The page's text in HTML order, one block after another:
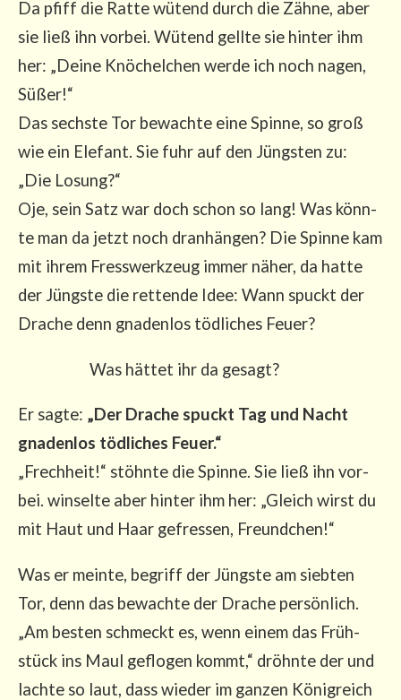
Da pfiff die Rat­te wütend durch die Zäh­ne, aber
sie ließ ihn vor­bei. Wütend gell­te sie hin­ter ihm
her: „Dei­ne Knö­chel­chen wer­de ich noch nagen,
Süßer!“
Das sechs­te Tor bewach­te eine Spin­ne, so groß
wie ein Ele­fant. Sie fuhr auf den Jüngs­ten zu:
„Die Losung?“
Oje, sein Satz war doch schon so lang! Was könn­
te man da jetzt noch dran­hän­gen? Die Spin­ne kam
mit ihrem Fress­werk­zeug immer näher, da hat­te
der Jüngs­te die ret­ten­de Idee: Wann spuckt der
Dra­che denn gna­den­los töd­li­ches Feuer?
Was hät­tet ihr da gesagt?
Er sag­te: „Der Dra­che spuckt Tag und Nacht
gna­den­los töd­li­ches Feu­er.“
„Frech­heit!“ stöhn­te die Spin­ne. Sie ließ ihn vor­
bei. win­sel­te aber hin­ter ihm her: „Gleich wirst du
mit Haut und Haar gefres­sen, Freundchen!“
Was er mein­te, begriff der Jüngs­te am sieb­ten
Tor, denn das bewach­te der Dra­che per­sön­lich.
„Am bes­ten schmeckt es, wenn einem das Früh­
stück ins Maul geflo­gen kommt,“ dröhn­te der und
lach­te so laut, dass wie­der im gan­zen König­reich